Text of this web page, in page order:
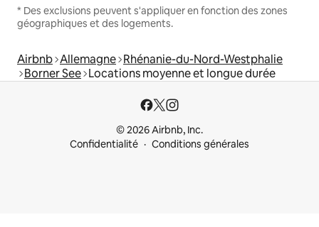
* Des exclusions peuvent s'appliquer en fonction des zones
géographiques et des logements.
Airbnb Allemagne Rhénanie-du-Nord-Westphalie
Borner See Locations moyenne et longue durée
© 2026 Airbnb, Inc.
Confidentialité
Conditions générales